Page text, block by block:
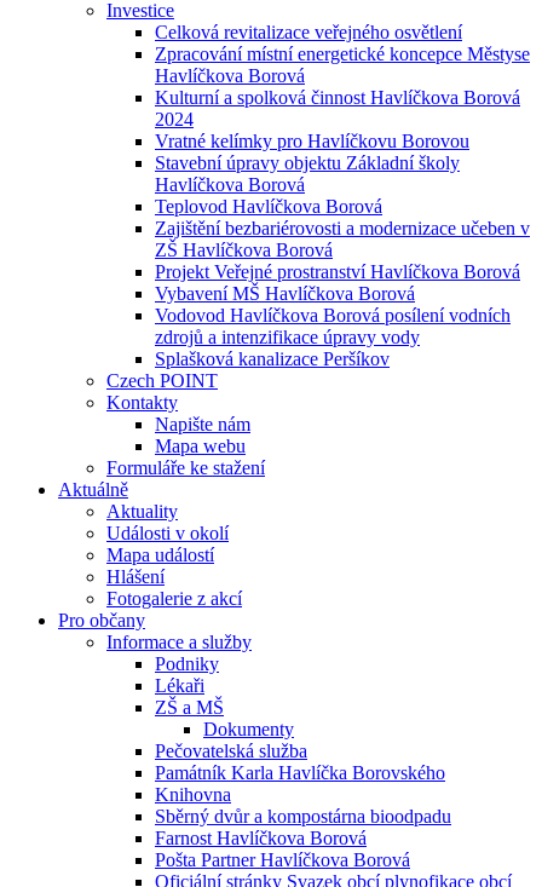
Investice
Celková revitalizace veřejného osvětlení
Zpracování místní energetické koncepce Městyse
Havlíčkova Borová
Kulturní a spolková činnost Havlíčkova Borová
2024
Vratné kelímky pro Havlíčkovu Borovou
Stavební úpravy objektu Základní školy
Havlíčkova Borová
Teplovod Havlíčkova Borová
Zajištění bezbariérovosti a modernizace učeben v
ZŠ Havlíčkova Borová
Projekt Veřejné prostranství Havlíčkova Borová
Vybavení MŠ Havlíčkova Borová
Vodovod Havlíčkova Borová posílení vodních
zdrojů a intenzifikace úpravy vody
Splašková kanalizace Peršíkov
Czech POINT
Kontakty
Napište nám
Mapa webu
Formuláře ke stažení
Aktuálně
Aktuality
Události v okolí
Mapa událostí
Hlášení
Fotogalerie z akcí
Pro občany
Informace a služby
Podniky
Lékaři
ZŠ a MŠ
Dokumenty
Pečovatelská služba
Památník Karla Havlíčka Borovského
Knihovna
Sběrný dvůr a kompostárna bioodpadu
Farnost Havlíčkova Borová
Pošta Partner Havlíčkova Borová
Oficiální stránky Svazek obcí plynofikace obcí